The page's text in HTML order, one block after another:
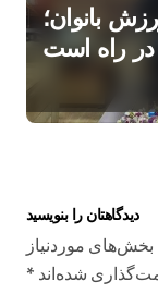
بانوان؛
راه است
دیدگاهتان را بنویسید
بخش‌های موردنیاز
شده‌اند *